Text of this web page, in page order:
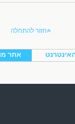
חזור להתחלה
אתר